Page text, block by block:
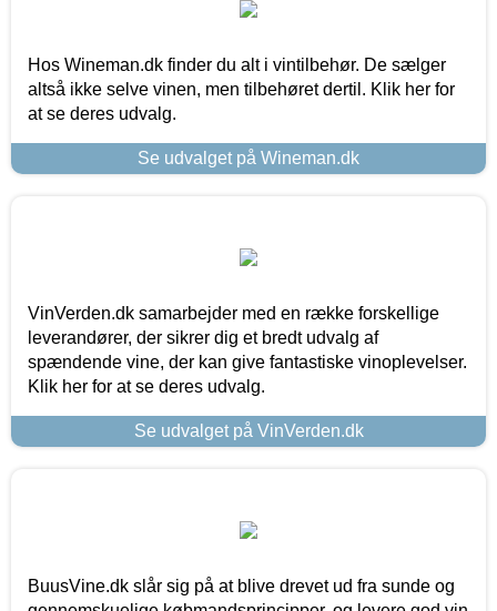
Hos Wineman.dk finder du alt i vintilbehør. De sælger
altså ikke selve vinen, men tilbehøret dertil. Klik her for
at se deres udvalg.
Se udvalget på Wineman.dk
VinVerden.dk samarbejder med en række forskellige
leverandører, der sikrer dig et bredt udvalg af
spændende vine, der kan give fantastiske vinoplevelser.
Klik her for at se deres udvalg.
Se udvalget på VinVerden.dk
BuusVine.dk slår sig på at blive drevet ud fra sunde og